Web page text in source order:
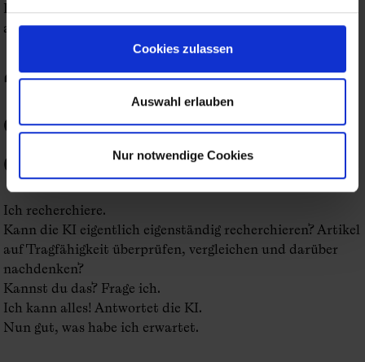
Cookies zulassen
Auswahl erlauben
Nur notwendige Cookies
Ich rufe nicht, ich werde Ruhe bewahren, ich sage leise,
aber bestimmt: Das wollen wir doch mal sehen.
Das ist die ödeste,
einfallsloseste Antwort,
die es gibt.
Ich recherchiere.
Kann die KI eigentlich eigenständig recherchieren? Artikel
auf Tragfähigkeit überprüfen, vergleichen und darüber
nachdenken?
Kannst du das? Frage ich.
Ich kann alles! Antwortet die KI.
Nun gut, was habe ich erwartet.